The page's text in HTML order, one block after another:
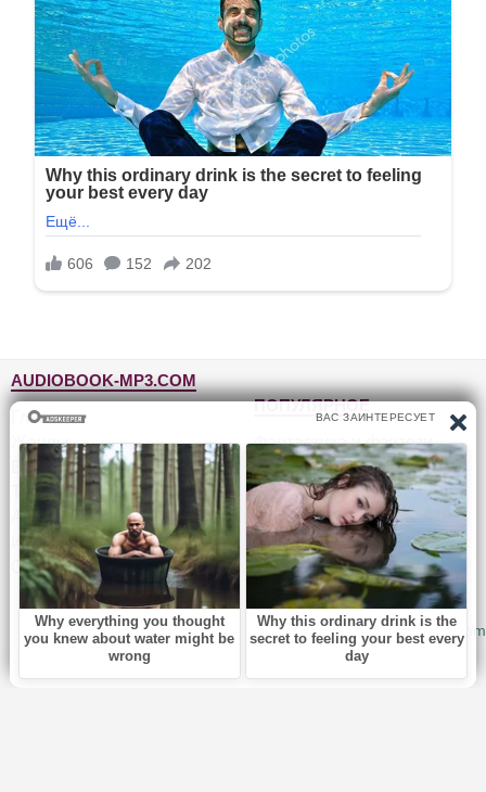
AUDIOBOOK-MP3.COM
Главная
Жанры
Блог
Топ-100
Авторы
Исполнители
Обратная связь
ПОПУЛЯРНОЕ
Фантастика и фэнтези
Детективы, триллеры
Для детей
Роман, проза
Приключения
Юмор, сатира
© 2010-2026Audiobook-mp3.com